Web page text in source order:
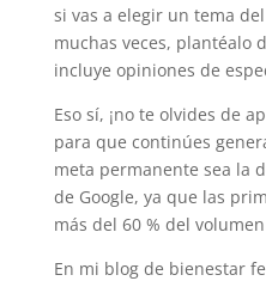
si vas a elegir un tema
muchas veces, plantéalo
incluye opiniones de
Eso sí, ¡no te olvides de
para que continúes
meta permanente sea la
de Google, ya que las
más del 60 % del
En mi blog de bienestar